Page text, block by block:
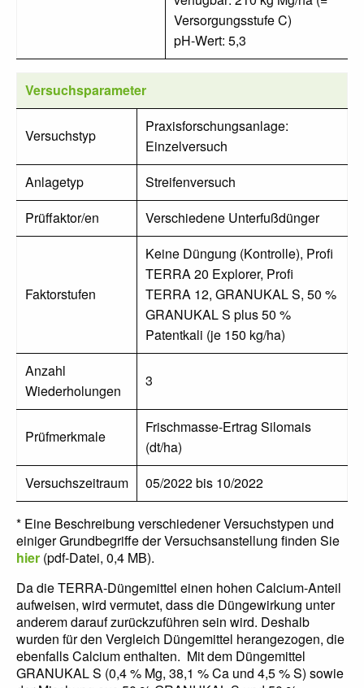
Versorgungsstufe C)
pH-Wert: 5,3
Versuchsparameter
Versuchstyp
Praxisforschungsanlage:
Einzelversuch
Anlagetyp
Streifenversuch
Prüffaktor/en
Verschiedene Unterfußdünger
Faktorstufen
Keine Düngung (Kontrolle), Profi
TERRA 20 Explorer, Profi
TERRA 12, GRANUKAL S, 50 %
GRANUKAL S plus 50 %
Patentkali (je 150 kg/ha)
Anzahl
Wiederholungen
3
Prüfmerkmale
Frischmasse-Ertrag Silomais
(dt/ha)
Versuchszeitraum
05/2022 bis 10/2022
* Eine Beschreibung verschiedener Versuchstypen und
einiger Grundbegriffe der Versuchsanstellung finden Sie
hier (pdf-Datei, 0,4 MB).
Da die TERRA-Düngemittel einen hohen Calcium-Anteil
aufweisen, wird vermutet, dass die Düngewirkung unter
anderem darauf zurückzuführen sein wird. Deshalb
wurden für den Vergleich Düngemittel herangezogen, die
ebenfalls Calcium enthalten. Mit dem Düngemittel
GRANUKAL S (0,4 % Mg, 38,1 % Ca und 4,5 % S) sowie